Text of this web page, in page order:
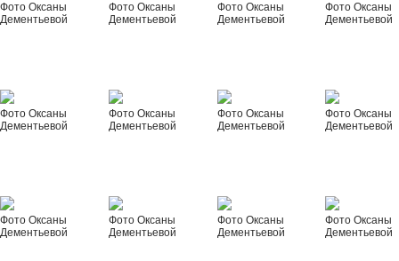
Фото Оксаны
Дементьевой
Фото Оксаны
Дементьевой
Фото Оксаны
Дементьевой
Фото Оксаны
Дементьевой
Фото Оксаны
Дементьевой
Фото Оксаны
Дементьевой
Фото Оксаны
Дементьевой
Фото Оксаны
Дементьевой
Фото Оксаны
Дементьевой
Фото Оксаны
Дементьевой
Фото Оксаны
Дементьевой
Фото Оксаны
Дементьевой